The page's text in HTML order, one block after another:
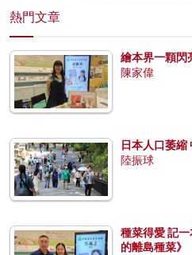
熱門文章
繪本界一顆閃
陳家偉
日本人口萎縮
陸振球
種菜得愛 記
的離島種菜》